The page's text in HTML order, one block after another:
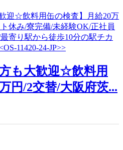
も大歓迎☆飲料用
円/2交替/大阪府茨...